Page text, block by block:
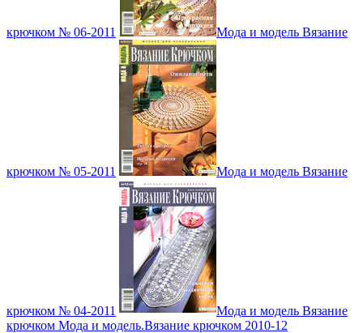
крючком № 06-2011 Мода и модель Вязание
крючком № 05-2011 Мода и модель Вязание
крючком № 04-2011
Мода и модель Вязание
крючком Мода и модель.Вязание крючком 2010-12